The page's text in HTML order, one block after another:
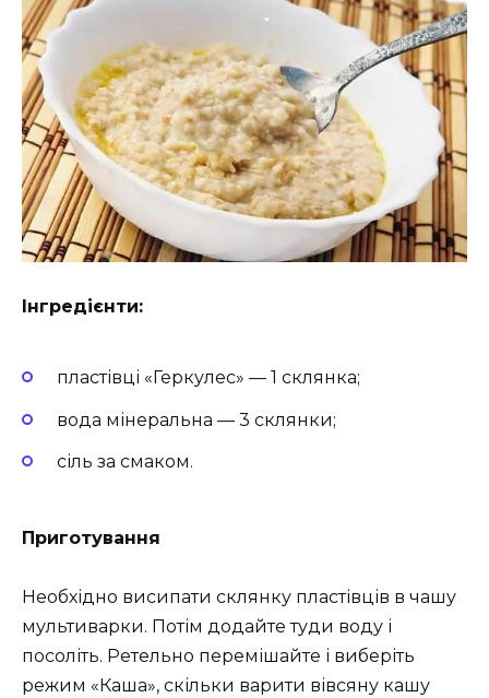
Інгредієнти:
пластівці «Геркулес» — 1 склянка;
вода мінеральна — 3 склянки;
сіль за смаком.
Приготування
Необхідно висипати склянку пластівців в чашу
мультиварки. Потім додайте туди воду і
посоліть. Ретельно перемішайте і виберіть
режим «Каша», скільки варити вівсяну кашу